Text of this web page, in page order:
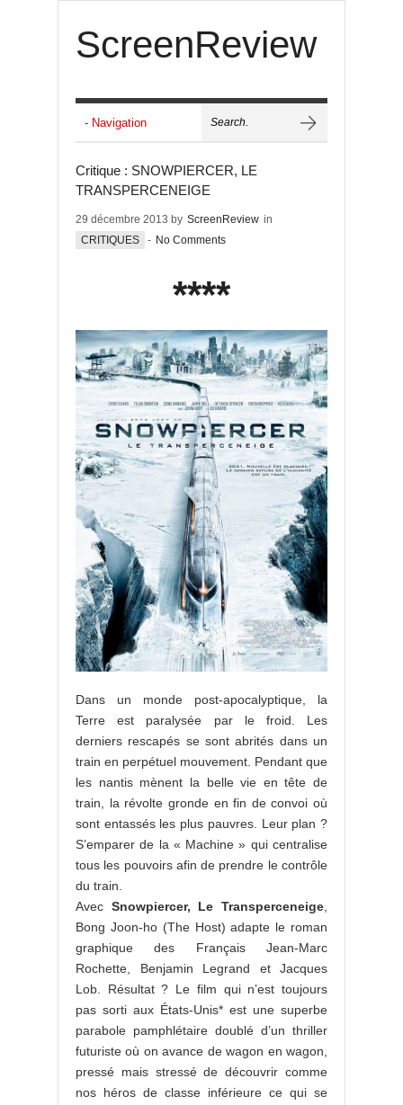
ScreenReview
Critique : SNOWPIERCER, LE
TRANSPERCENEIGE
29 décembre 2013 by ScreenReview in
CRITIQUES
- No Comments
****
Dans un monde post-apocalyptique, la
Terre est paralysée par le froid. Les
derniers rescapés se sont abrités dans un
train en perpétuel mouvement. Pendant que
les nantis mènent la belle vie en tête de
train, la révolte gronde en fin de convoi où
sont entassés les plus pauvres. Leur plan ?
S’emparer de la « Machine » qui centralise
tous les pouvoirs afin de prendre le contrôle
du train.
Avec Snowpiercer, Le Transperceneige,
Bong Joon-ho (The Host) adapte le roman
graphique des Français Jean-Marc
Rochette, Benjamin Legrand et Jacques
Lob. Résultat ? Le film qui n’est toujours
pas sorti aux États-Unis* est une superbe
parabole pamphlétaire doublé d’un thriller
futuriste où on avance de wagon en wagon,
pressé mais stressé de découvrir comme
nos héros de classe inférieure ce qui se